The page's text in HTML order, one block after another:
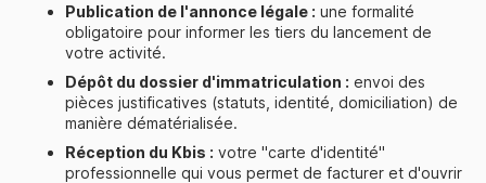
Publication de l'annonce légale : une formalité
obligatoire pour informer les tiers du lancement de
votre activité.
Dépôt du dossier d'immatriculation : envoi des
pièces justificatives (statuts, identité, domiciliation) de
manière dématérialisée.
Réception du Kbis : votre "carte d'identité"
professionnelle qui vous permet de facturer et d'ouvrir